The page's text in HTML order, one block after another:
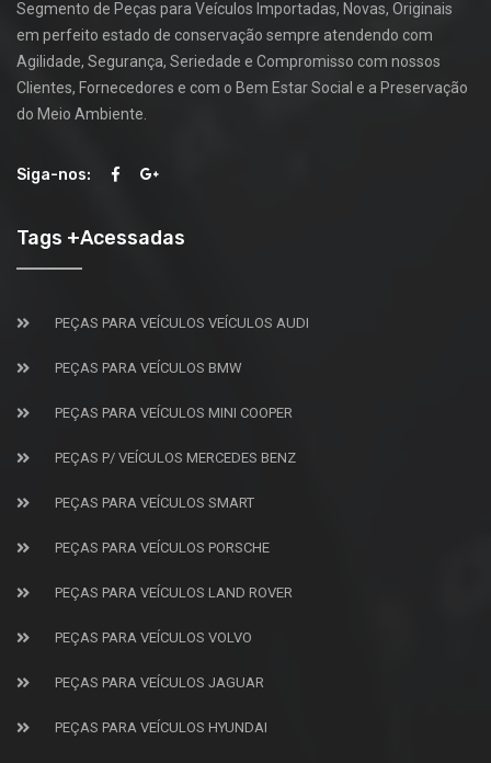
Segmento de Peças para Veículos Importadas, Novas, Originais
em perfeito estado de conservação sempre atendendo com
Agilidade, Segurança, Seriedade e Compromisso com nossos
Clientes, Fornecedores e com o Bem Estar Social e a Preservação
do Meio Ambiente.
Siga-nos:
Tags +Acessadas
PEÇAS PARA VEÍCULOS VEÍCULOS AUDI
PEÇAS PARA VEÍCULOS BMW
PEÇAS PARA VEÍCULOS MINI COOPER
PEÇAS P/ VEÍCULOS MERCEDES BENZ
PEÇAS PARA VEÍCULOS SMART
PEÇAS PARA VEÍCULOS PORSCHE
PEÇAS PARA VEÍCULOS LAND ROVER
PEÇAS PARA VEÍCULOS VOLVO
PEÇAS PARA VEÍCULOS JAGUAR
PEÇAS PARA VEÍCULOS HYUNDAI